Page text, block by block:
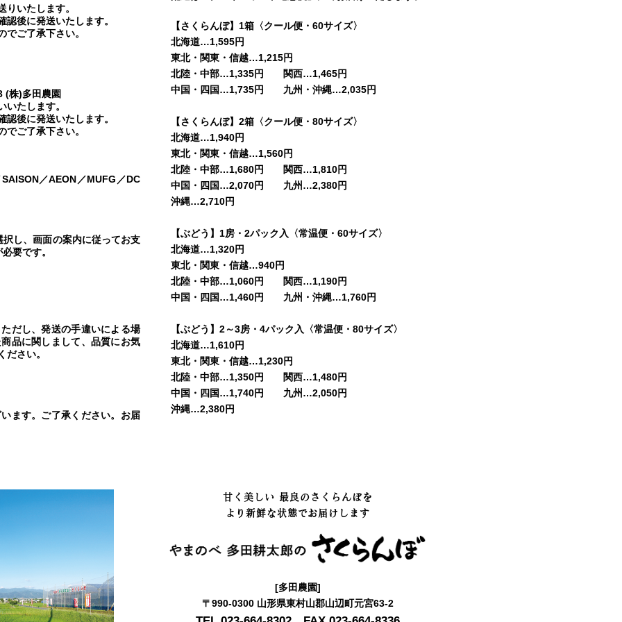
いたします。
後に発送いたします。
ご了承下さい。
(株)多田農園
たします。
後に発送いたします。
ご了承下さい。
／AEON／MUFG／DC
し、画面の案内に従ってお支
要です。
だし、発送の手違いによる場
品に関しまして、品質にお気
さい。
ます。ご了承ください。お届
【さくらんぼ】1箱〈クール便・60サイズ〉
北海道…1,595円
東北・関東・信越…1,215円
北陸・中部…1,335円 関西…1,465円
中国・四国…1,735円 九州・沖縄…2,035円
【さくらんぼ】2箱〈クール便・80サイズ〉
北海道…1,940円
東北・関東・信越…1,560円
北陸・中部…1,680円 関西…1,810円
中国・四国…2,070円 九州…2,380円
沖縄…2,710円
【ぶどう】1房・2パック入〈常温便・60サイズ〉
北海道…1,320円
東北・関東・信越…940円
北陸・中部…1,060円 関西…1,190円
中国・四国…1,460円 九州・沖縄…1,760円
【ぶどう】2～3房・4パック入〈常温便・80サイズ〉
北海道…1,610円
東北・関東・信越…1,230円
北陸・中部…1,350円 関西…1,480円
中国・四国…1,740円 九州…2,050円
沖縄…2,380円
甘く美しい 最良のさくらんぼを
より新鮮な状態でお届けします
[多田農園]
〒990-0300 山形県東村山郡山辺町元宮63-2